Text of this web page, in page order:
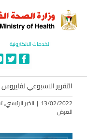
content
الخدمات الالكترونية
التقرير الاسبوعي
13/02/2022
| الخبر الرئيسي,
العرض